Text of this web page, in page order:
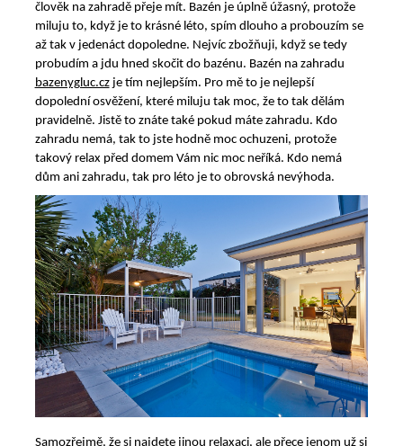
člověk na zahradě přeje mít. Bazén je úplně úžasný, protože
miluju to, když je to krásné léto, spím dlouho a probouzím se
až tak v jedenáct dopoledne. Nejvíc zbožňuji, když se tedy
probudím a jdu hned skočit do bazénu. Bazén na zahradu
bazenygluc.czje tím nejlepším. Pro mě to je nejlepší
dopolední osvěžení, které miluju tak moc, že to tak dělám
pravidelně. Jistě to znáte také pokud máte zahradu. Kdo
zahradu nemá, tak to jste hodně moc ochuzeni, protože
takový relax před domem Vám nic moc neříká. Kdo nemá
dům ani zahradu, tak pro léto je to obrovská nevýhoda.
Samozřejmě, že si najdete jinou relaxaci, ale přece jenom už si